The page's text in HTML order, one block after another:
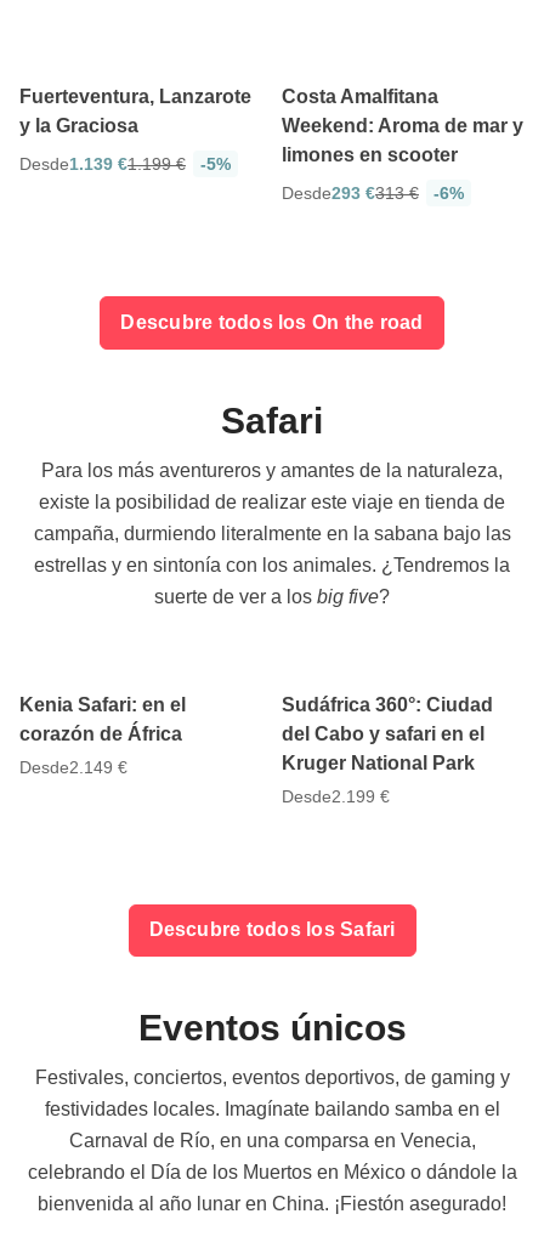
Fuerteventura, Lanzarote
y la Graciosa
Desde1.139 €1.199 € -5%
Costa Amalfitana
Weekend: Aroma de mar y
limones en scooter
Desde293 €313 € -6%
Descubre todos los On the road
Safari
Para los más aventureros y amantes de la naturaleza,
existe la posibilidad de realizar este viaje en tienda de
campaña, durmiendo literalmente en la sabana bajo las
estrellas y en sintonía con los animales. ¿Tendremos la
suerte de ver a los big five?
Kenia Safari: en el
corazón de África
Desde2.149 €
Sudáfrica 360°: Ciudad
del Cabo y safari en el
Kruger National Park
Desde2.199 €
Descubre todos los Safari
Eventos únicos
Festivales, conciertos, eventos deportivos, de gaming y
festividades locales. Imagínate bailando samba en el
Carnaval de Río, en una comparsa en Venecia,
celebrando el Día de los Muertos en México o dándole la
bienvenida al año lunar en China. ¡Fiestón asegurado!